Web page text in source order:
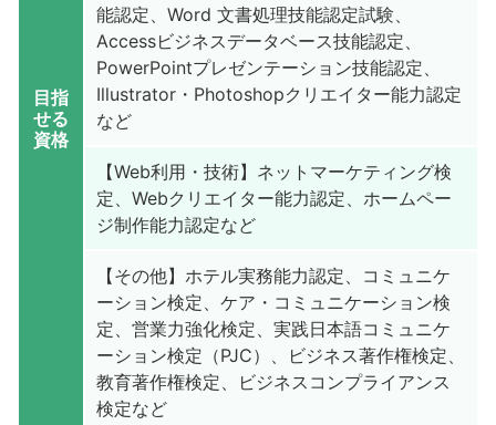
目指
せる
資格
能認定、Word 文書処理技能認定試験、
Accessビジネスデータベース技能認定、
PowerPointプレゼンテーション技能認定、
Illustrator・Photoshopクリエイター能力認定
など
【Web利用・技術】ネットマーケティング検
定、Webクリエイター能力認定、ホームペー
ジ制作能力認定など
【その他】ホテル実務能力認定、コミュニケ
ーション検定、ケア・コミュニケーション検
定、営業力強化検定、実践日本語コミュニケ
ーション検定（PJC）、ビジネス著作権検定、
教育著作権検定、ビジネスコンプライアンス
検定など